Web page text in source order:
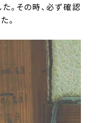
。その時、必ず確認
。